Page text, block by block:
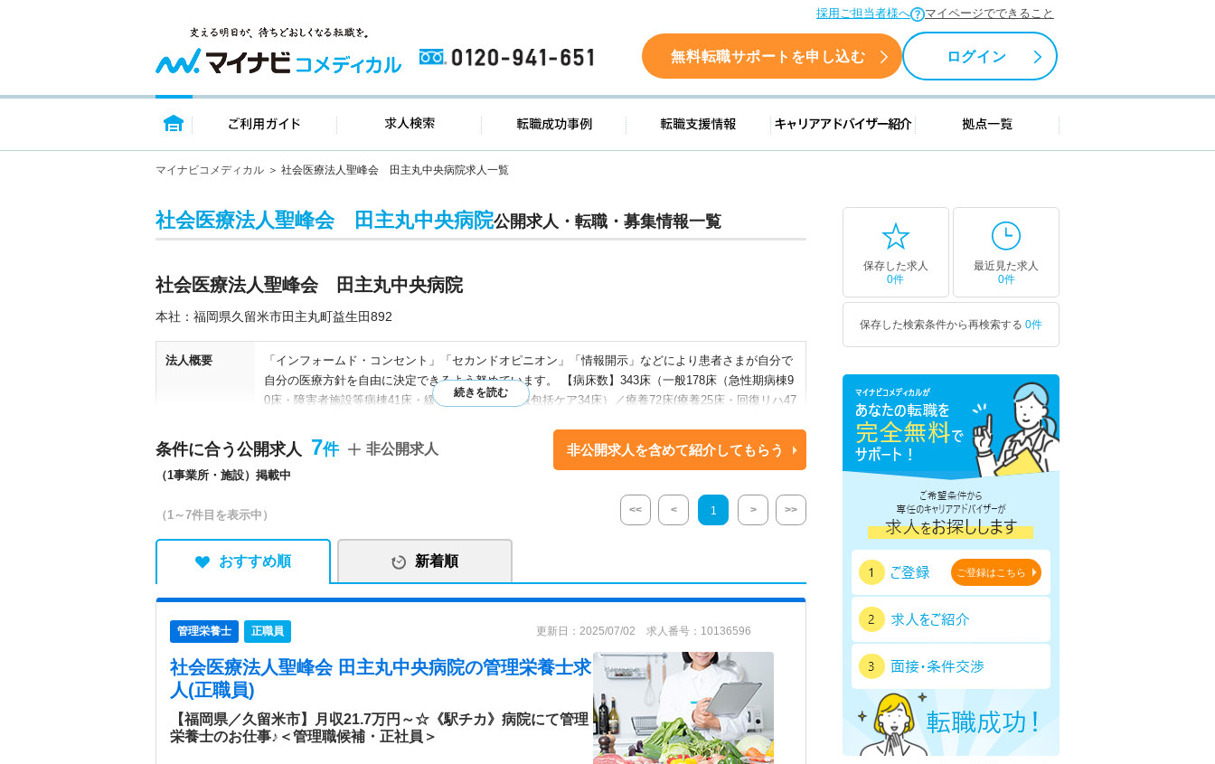
採用ご担当者様へ マイページでできること
0120-941-651 無料転職サポートを申し込む ログイン
トップページ ご利用ガイド 求人検索 転職成功事例 転職支援情報 キャリアアドバイザー紹介 拠点一覧
マイナビコメディカル 社会医療法人聖峰会 田主丸中央病院求人一覧
社会医療法人聖峰会 田主丸中央病院公開求人・転職・募集情報一覧
社会医療法人聖峰会 田主丸中央病院
本社：福岡県久留米市田主丸町益生田892
法人概要
「インフォームド・コンセント」「セカンドオピニオン」「情報開示」などにより患者さまが自分で
自分の医療方針を自由に決定できるよう努めています。 【病床数】343床（一般178床（急性期病棟9
0床・障害者施設等病棟41床・緩和ケア13床・地域包括ケア34床）／療養72床(療養25床・回復リハ47
科／精神科／リウマチ科／外科／整形外科／脳神経外科／皮膚科／泌尿器科／眼科／放射線科／歯科
／ペインクリニック／その他 【付属施設】訪問看護ステーション／透析センター／在宅サービス／人
間ドック・健康診断 「インフォームド・コンセント」「セカンドオピニオン」「情報開示」などによ
り患者さまが自分で自分の医療方針を自由に決定できるよう努めています。 【病床数】343床（一般
178床（急性期病棟90床・障害者施設等病棟41床・緩和ケア13床・地域包括ケア34床）／療養72床(療
養25床・回復リハ47床）／精神科病棟93床）・手術室：3室・透析センター：35床 【事業所】 【関
連施設】老人保健施設サンライフ聖峰／デイケアセンターひまわり／健康科学センターサンヘルス聖
峰／ひまわり訪問看護ステーション／グループホームひまわり館／特別養護老人ホームひじり園／デ
イサービスセンターさくら／聖峰会マリン病院
病院情報補足 電子カルテ導入済み、オーダリングシステム導入済み
特色
■昭和29年9月に内科・呼吸器科としてスタートし、30の診療科、ベッド数343床を有する地域の中枢
病院としてその機能を果たすとともに、介護老人保健施設、通所介護・訪問介護、グループホーム、
小規模多機能型居宅介護など20を超える施設を運営しています。また関連法人である社会福祉法人ひ
じり会では、特別養護老人ホームを含む各種介護関連事業を広く展開。 聖峰会は地域の方々が住み慣
れた地域で自分らしい暮らしを人生の最後まで続けることができるよう、住まい・医療・介護・予
条件に合う公開求人 7
（1事業所・施設）掲載中
非公開求人 非公開求人を含めて紹介してもらう
（1～7件目を表示中） << < 1 > >>
おすすめ順 新着順
管理栄養士 正職員 更新日：2025/07/02 求人番号：10136596
社会医療法人聖峰会 田主丸中央病院の管理栄養士求
人(正職員)
【福岡県／久留米市】月収21.7万円～☆《駅チカ》病院にて管理
栄養士のお仕事♪＜管理職候補・正社員＞
保存した求人
0件
最近見た求人
0件
保存した検索条件から再検索する 0件
ご登録はこちら